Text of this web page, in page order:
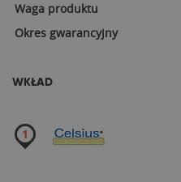
Waga produktu
Okres gwarancyjny
WKŁAD